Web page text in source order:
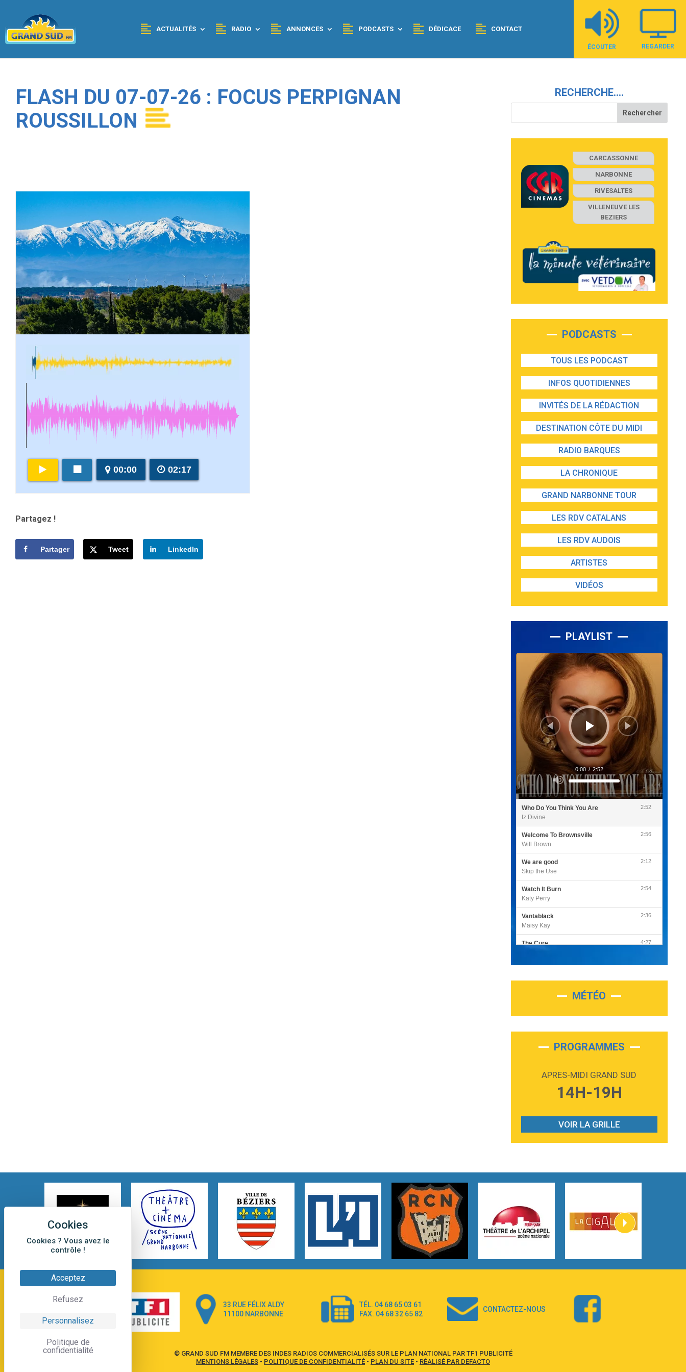
Cookies ? Vous avez le
contrôle !
Acceptez
Refusez
Personnalisez
Politique de
confidentialité
ACTUALITÉS RADIO ANNONCES PODCASTS DÉDICACE CONTACT
ÉCOUTER REGARDER
FLASH DU 07-07-26 : FOCUS PERPIGNAN
ROUSSILLON
00:00 02:17
Partagez !
Partager Tweet LinkedIn
RECHERCHE….
CARCASSONNE
NARBONNE
RIVESALTES
VILLENEUVE LES
BEZIERS
PODCASTS
TOUS LES PODCAST
INFOS QUOTIDIENNES
INVITÉS DE LA RÉDACTION
DESTINATION CÔTE DU MIDI
RADIO BARQUES
LA CHRONIQUE
GRAND NARBONNE TOUR
LES RDV CATALANS
LES RDV AUDOIS
ARTISTES
VIDÉOS
PLAYLIST
Lecteur
Utilisez
les
flèches
haut/bas
augmenter
le
volume.
0:00 / 2:52
Who Do You Think You Are
Iz Divine
2:52
Welcome To Brownsville
Will Brown
2:56
We are good
Skip the Use
2:12
Watch It Burn
Katy Perry
2:54
Vantablack
Maisy Kay
2:36
The Cure
4:27
Luke Combs
Second Chance
Martin Garrix & Ed Sheeran
Outta Sight
Bruno Mars
Love sensation
Madonna
2:59
I Knew It, I Knew You
Taylor Swift
Heaven On Your Mind
Hate that i made you love me
MÉTÉO
PROGRAMMES
APRES-MIDI GRAND SUD
14H-19H
VOIR LA GRILLE
33 RUE FÉLIX ALDY
11100 NARBONNE
TÉL. 04 68 65 03 61
FAX. 04 68 32 65 82
CONTACTEZ-NOUS
© GRAND SUD FM MEMBRE DES INDES RADIOS COMMERCIALISÉS SUR LE PLAN NATIONAL PAR TF1 PUBLICITÉ
MENTIONS LÉGALES - POLITIQUE DE CONFIDENTIALITÉ - PLAN DU SITE - RÉALISÉ PAR DEFACTO